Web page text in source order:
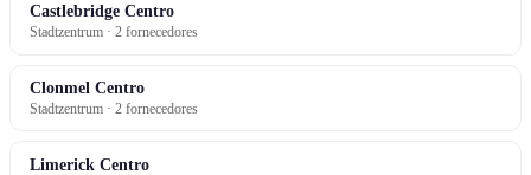
Castlebridge Centro
Stadtzentrum · 2 fornecedores
Clonmel Centro
Stadtzentrum · 2 fornecedores
Limerick Centro